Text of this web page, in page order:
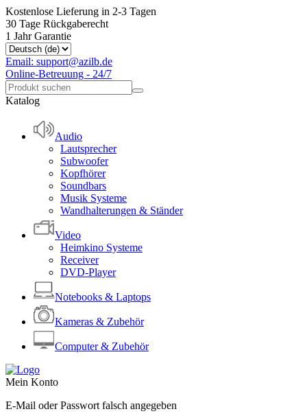
Kostenlose Lieferung in 2-3 Tagen
30 Tage Rückgaberecht
1 Jahr Garantie
Email: support@azilb.de
Online-Betreuung - 24/7
Katalog
Audio
Lautsprecher
Subwoofer
Kopfhörer
Soundbars
Musik Systeme
Wandhalterungen & Ständer
Video
Heimkino Systeme
Receiver
DVD-Player
Notebooks & Laptops
Kameras & Zubehör
Computer & Zubehör
Mein Konto
E-Mail oder Passwort falsch angegeben